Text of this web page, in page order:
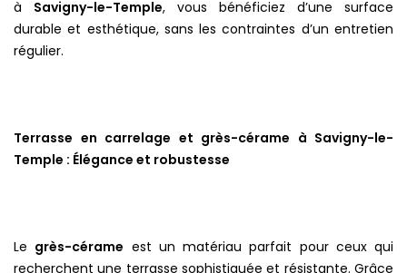
à Savigny-le-Temple, vous bénéficiez d’une surface
durable et esthétique, sans les contraintes d’un entretien
régulier.
Terrasse en carrelage et grès-cérame à Savigny-le-
Temple : Élégance et robustesse
Le grès-cérame est un matériau parfait pour ceux qui
recherchent une terrasse sophistiquée et résistante. Grâce